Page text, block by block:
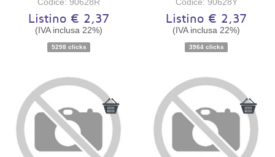
Disponibilità:Ordinabile
Listino € 2,37
(IVA inclusa 22%)
5298 clicks Disponibilità:Ordinabile
Listino € 2,37
(IVA inclusa 22%)
3964 clicks